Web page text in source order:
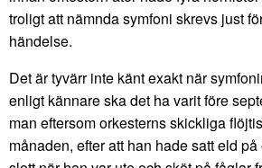
troligt att nämnda symfoni skrevs just
händelse.
Det är tyvärr inte känt exakt när
enligt kännare ska det ha varit före
man eftersom orkesterns skickliga
månaden, efter att han hade satt eld